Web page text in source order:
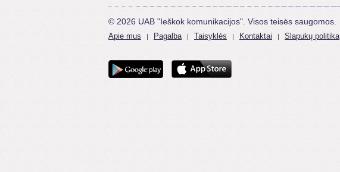
© 2026 UAB "Ieškok komunikacijos". Visos teisės saugomos.
Apie mus | Pagalba | Taisyklės | Kontaktai | Slapukų politika